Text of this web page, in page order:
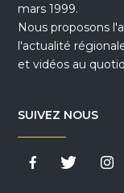
mars 1999.
Nous proposons
l'actualité
et vidéos au
SUIVEZ NOUS